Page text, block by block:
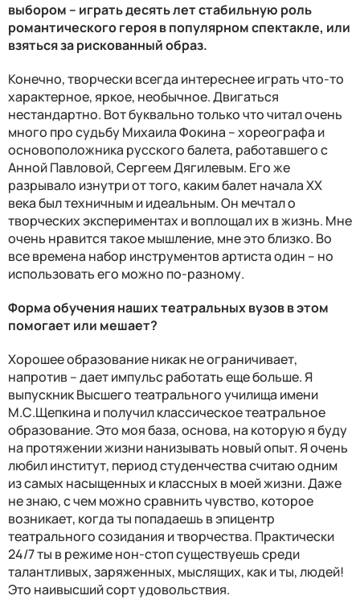
выбором – играть десять лет стабильную роль
романтического героя в популярном спектакле, или
взяться за рискованный образ.
Конечно, творчески всегда интереснее играть что-то
характерное, яркое, необычное. Двигаться
нестандартно. Вот буквально только что читал очень
много про судьбу Михаила Фокина – хореографа и
основоположника русского балета, работавшего с
Анной Павловой, Сергеем Дягилевым. Его же
разрывало изнутри от того, каким балет начала ХХ
века был техничным и идеальным. Он мечтал о
творческих экспериментах и воплощал их в жизнь. Мне
очень нравится такое мышление, мне это близко. Во
все времена набор инструментов артиста один – но
использовать его можно по-разному.
Форма обучения наших театральных вузов в этом
помогает или мешает?
Хорошее образование никак не ограничивает,
напротив – дает импульс работать еще больше. Я
выпускник Высшего театрального училища имени
М.С.Щепкина и получил классическое театральное
образование. Это моя база, основа, на которую я буду
на протяжении жизни нанизывать новый опыт. Я очень
любил институт, период студенчества считаю одним
из самых насыщенных и классных в моей жизни. Даже
не знаю, с чем можно сравнить чувство, которое
возникает, когда ты попадаешь в эпицентр
театрального созидания и творчества. Практически
24/7 ты в режиме нон-стоп существуешь среди
талантливых, заряженных, мыслящих, как и ты, людей!
Это наивысший сорт удовольствия.